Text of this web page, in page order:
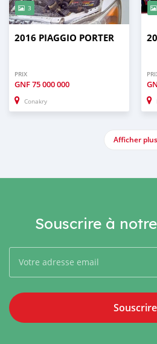
3
2016 PIAGGIO PORTER
PRIX
GNF75 000 000
Conakry
Afficher plus
Souscrire à
Souscrire